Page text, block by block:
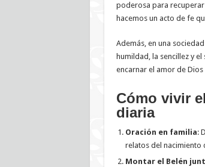
poderosa para
hacemos un acto de fe
Además, en una
humildad, la sencillez y
encarnar el amor de
Cómo vivir
diaria
Oración en familia:
relatos del nacimiento
Montar el Belén